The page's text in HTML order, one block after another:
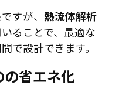
すが、 熱流体解析
ることで、最適な
で設計できます。
省エネ化